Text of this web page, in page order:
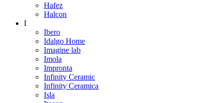
Hafez
Halcon
I
Ibero
Idalgo Home
Imagine lab
Imola
Impronta
Infinity Ceramic
Infinity Ceramica
Isla